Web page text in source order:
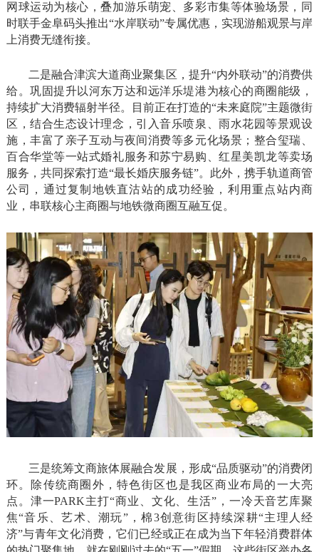
网球运动为核心，叠加游乐萌宠、多彩市集等体验场景，同
时联手金阜码头推出“水岸联动”专属优惠，实现游船观景与岸
上消费无缝衔接。
二是融合津滨大道商业聚集区，提升“内外联动”的消费供
给。巩固提升以河东万达和远洋乐堤港为核心的商圈能级，
持续扩大消费辐射半径。目前正在打造的“未来庭院”主题微街
区，结合生态设计理念，引入音乐喷泉、雨水花园等景观设
施，丰富了亲子互动与夜间消费等多元化场景；整合玺瑞、
百合华堂等一站式婚礼服务和苏宁易购、红星美凯龙等卖场
服务，共同探索打造“最长婚庆服务链”。此外，携手轨道商管
公司，通过复制地铁直沽站的成功经验，利用重点站内商
业，串联核心主商圈与地铁微商圈互融互促。
三是统筹文商旅体展融合发展，形成“品质驱动”的消费闭
环。除传统商圈外，特色街区也是我区商业布局的一大亮
点。津一PARK主打“商业、文化、生活”，一冷天音艺库聚
焦“音乐、艺术、潮玩”，棉3创意街区持续深耕“主理人经
济”与青年文化消费，它们已经或正在成为当下年轻消费群体